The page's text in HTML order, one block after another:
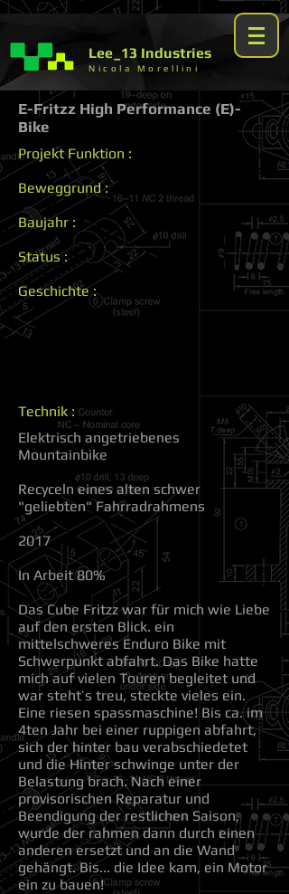
Lee_13 Industries
Nicola Morellini
E-Fritzz High Performance (E)-
Bike
Projekt Funktion :
Beweggrund :
Baujahr :
Status :
Geschichte :
Technik :
Elektrisch angetriebenes
Mountainbike
Recyceln eines alten schwer
"geliebten" Fahrradrahmens
2017
In Arbeit 80%
Das Cube Fritzz war für mich wie Liebe
auf den ersten Blick. ein
mittelschweres Enduro Bike mit
Schwerpunkt abfahrt. Das Bike hatte
mich auf vielen Touren begleitet und
war steht’s treu, steckte vieles ein.
Eine riesen spassmaschine! Bis ca. im
4ten Jahr bei einer ruppigen abfahrt,
sich der hinter bau verabschiedetet
und die Hinter schwinge unter der
Belastung brach. Nach einer
provisorischen Reparatur und
Beendigung der restlichen Saison,
wurde der rahmen dann durch einen
anderen ersetzt und an die Wand
gehängt. Bis... die Idee kam, ein Motor
ein zu bauen!